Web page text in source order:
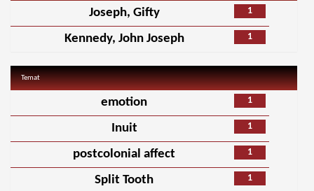
1
Joseph, Gifty
1
Kennedy, John Joseph
Temat
1
emotion
1
Inuit
1
postcolonial affect
1
Split Tooth